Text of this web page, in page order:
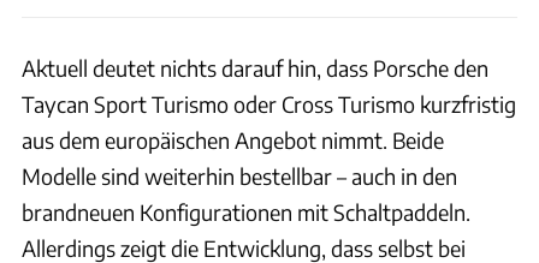
Aktuell deutet nichts darauf hin, dass Porsche den
Taycan Sport Turismo oder Cross Turismo kurzfristig
aus dem europäischen Angebot nimmt. Beide
Modelle sind weiterhin bestellbar – auch in den
brandneuen Konfigurationen mit Schaltpaddeln.
Allerdings zeigt die Entwicklung, dass selbst bei